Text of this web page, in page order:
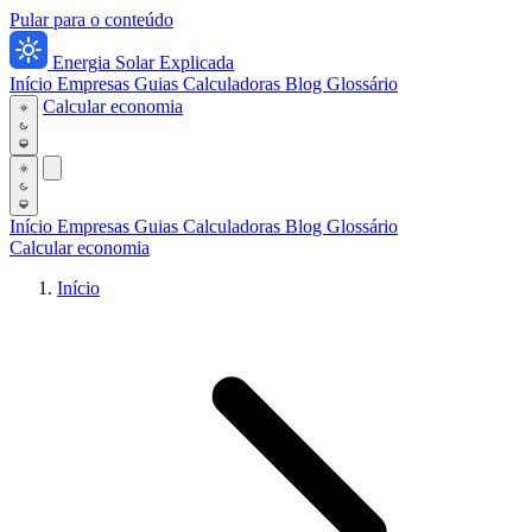
Pular para o conteúdo
Energia Solar Explicada
Início Empresas Guias Calculadoras Blog Glossário
Calcular economia
Início Empresas Guias Calculadoras Blog Glossário
Calcular economia
Início